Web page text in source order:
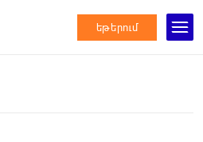
եթերում